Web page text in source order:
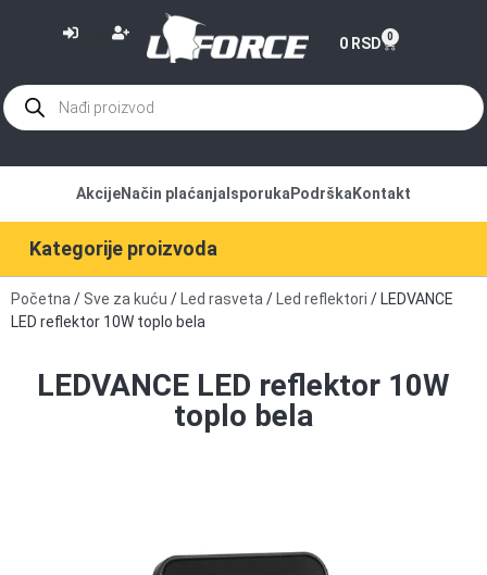
0 RSD 0
Kategorije proizvoda
AkcijeNačin plaćanja Isporuka Podrška Kontakt
Početna / Sve za kuću / Led rasveta / Led reflektori / LEDVANCE
LED reflektor 10W toplo bela
LEDVANCE LED reflektor 10W
toplo bela